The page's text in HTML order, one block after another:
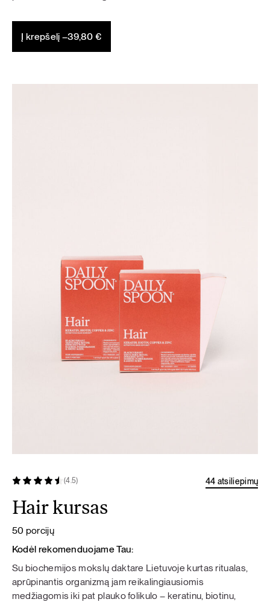
Į krepšelį –39,80€
(4.5) 44 atsiliepimų
Hair kursas
50 porcijų
Kodėl rekomenduojame Tau:
Su biochemijos mokslų daktare Lietuvoje kurtas ritualas,
aprūpinantis organizmą jam reikalingiausiomis
medžiagomis iki pat plauko folikulo – keratinu, biotinu,